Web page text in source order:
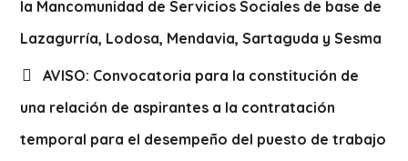
la Mancomunidad de Servicios Sociales de base de
Lazagurría, Lodosa, Mendavia, Sartaguda y Sesma
AVISO: Convocatoria para la constitución de
una relación de aspirantes a la contratación
temporal para el desempeño del puesto de trabajo